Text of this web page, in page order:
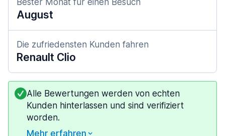
Bester Monat für einen Besuch
August
Die zufriedensten Kunden fahren
Renault Clio
Alle Bewertungen werden von echten
Kunden hinterlassen und sind verifiziert
worden.
Mehr erfahren